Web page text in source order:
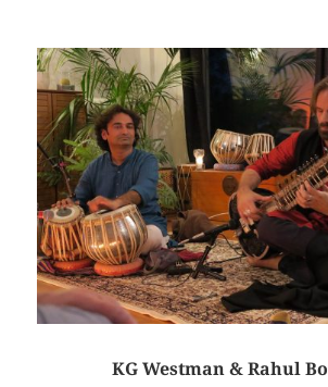
KG Westman & Rahul